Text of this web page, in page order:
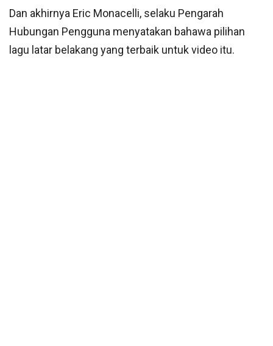
Dan akhirnya Eric Monacelli, selaku Pengarah
Hubungan Pengguna menyatakan bahawa pilihan
lagu latar belakang yang terbaik untuk video itu.